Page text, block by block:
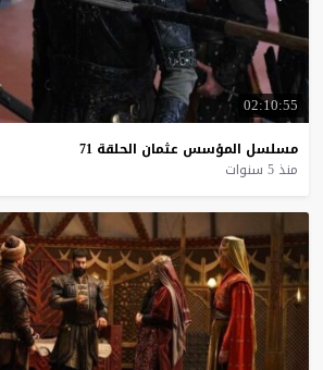
02:10:55
مسلسل المؤسس عثمان الحلقة 71
منذ 5 سنوات